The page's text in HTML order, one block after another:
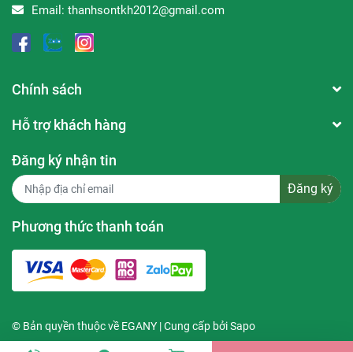
Dung tích: 33ml
của mỗi người. Với làn da nhạy cảm bạn nên thử sản
mặt.
Email: thanhsontkh2012@gmail.com
Chính sách
Hỗ trợ khách hàng
Đăng ký nhận tin
Đăng ký
Phương thức thanh toán
© Bản quyền thuộc về EGANY | Cung cấp bởiSapo